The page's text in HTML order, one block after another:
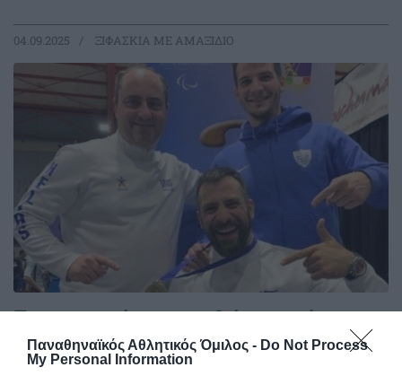
Παναθηναϊκός Αθλητικός Όμιλος - Do Not Process
My Personal Information
04.09.2025 ΞΙΦΑΣΚΙΑ ΜΕ ΑΜΑΞΙΔΙΟ
Επιστροφή στα ψηλά παγκόσμια
πλασαρίσματα
Οι Πάνος Τριανταφύλλου και Βασίλης Ντούνης